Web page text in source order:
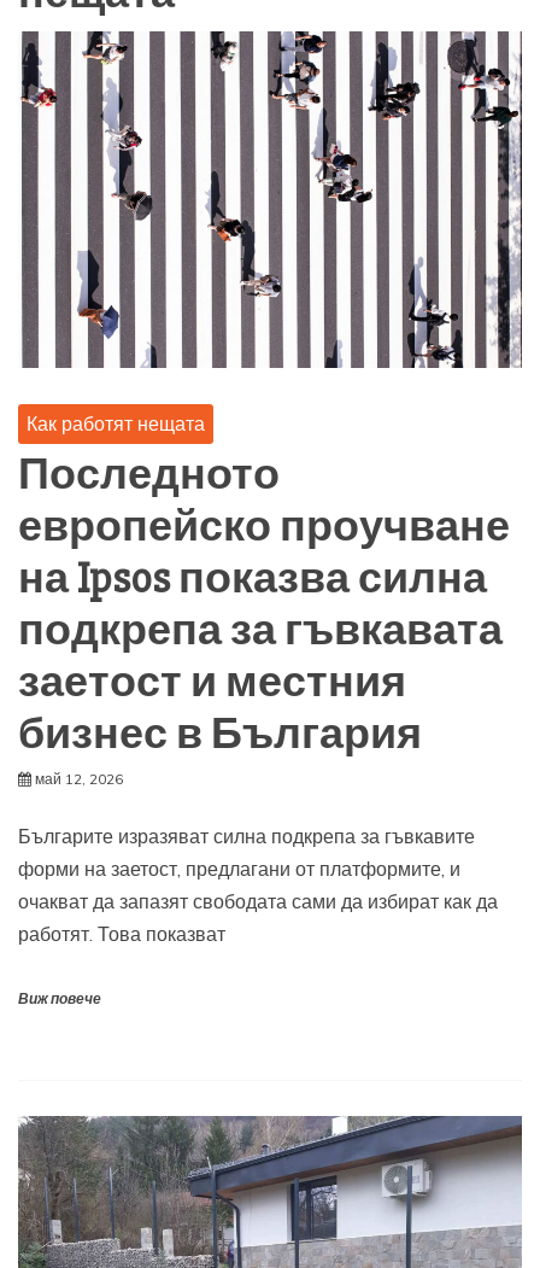
Как работят нещата
Последното
европейско проучване
на Ipsos показва силна
подкрепа за гъвкавата
заетост и местния
бизнес в България
май 12, 2026
Българите изразяват силна подкрепа за гъвкавите
форми на заетост, предлагани от платформите, и
очакват да запазят свободата сами да избират как да
работят. Това показват
Виж повече